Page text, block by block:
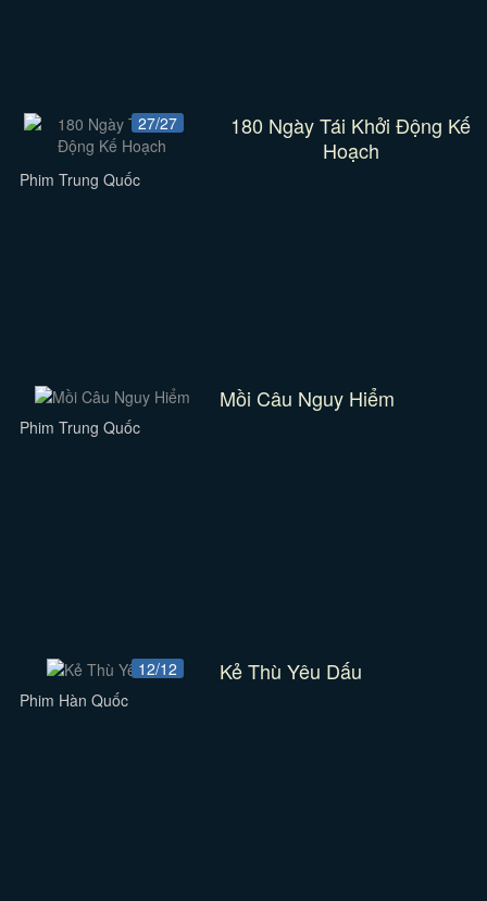
27/27
180 Ngày Tái Khởi Động Kế
Hoạch
Phim Trung Quốc
Mồi Câu Nguy Hiểm
Phim Trung Quốc
12/12 Kẻ Thù Yêu Dấu
Phim Hàn Quốc